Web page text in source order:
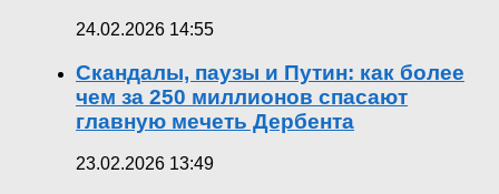
24.02.2026 14:55
Скандалы, паузы и Путин: как более
чем за 250 миллионов спасают
главную мечеть Дербента
23.02.2026 13:49